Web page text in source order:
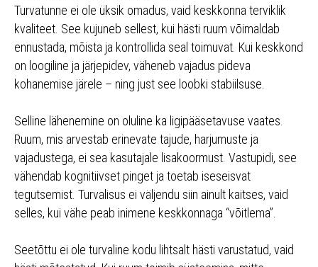
Turvatunne ei ole üksik omadus, vaid keskkonna terviklik
kvaliteet. See kujuneb sellest, kui hästi ruum võimaldab
ennustada, mõista ja kontrollida seal toimuvat. Kui keskkond
on loogiline ja järjepidev, väheneb vajadus pideva
kohanemise järele – ning just see loobki stabiilsuse.
Selline lähenemine on oluline ka ligipääsetavuse vaates.
Ruum, mis arvestab erinevate tajude, harjumuste ja
vajadustega, ei sea kasutajale lisakoormust. Vastupidi, see
vähendab kognitiivset pinget ja toetab iseseisvat
tegutsemist. Turvalisus ei väljendu siin ainult kaitses, vaid
selles, kui vähe peab inimene keskkonnaga “võitlema”.
Seetõttu ei ole turvaline kodu lihtsalt hästi varustatud, vaid